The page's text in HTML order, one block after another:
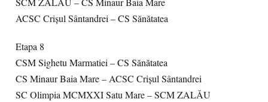
ACSC Crişul Sântandrei – CS Sănătatea
Etapa 8
CSM Sighetu Marmatiei – CS Sănătatea
CS Minaur Baia Mare – ACSC Crişul Sântandrei
SC Olimpia MCMXXI Satu Mare – SCM ZALĂU